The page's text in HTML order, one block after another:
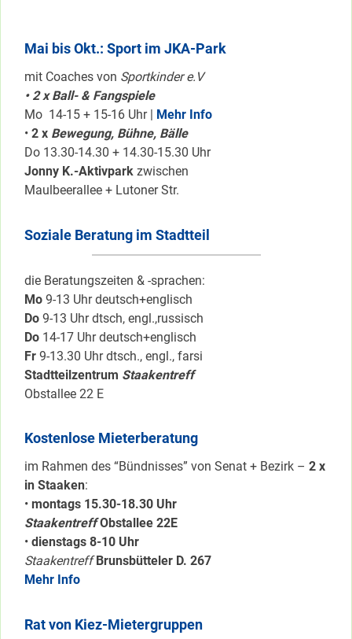
Mai bis Okt.: Sport im JKA-Park
mit Coaches von Sportkinder e.V
• 2 x Ball- & Fangspiele
Mo 14-15 + 15-16 Uhr | Mehr Info
• 2 x Bewegung, Bühne, Bälle
Do 13.30-14.30 + 14.30-15.30 Uhr
Jonny K.-Aktivpark zwischen
Maulbeerallee + Lutoner Str.
Soziale Beratung im Stadtteil
die Beratungszeiten & -sprachen:
Mo 9-13 Uhr deutsch+englisch
Do 9-13 Uhr dtsch, engl.,russisch
Do 14-17 Uhr deutsch+englisch
Fr 9-13.30 Uhr dtsch., engl., farsi
Stadtteilzentrum Staakentreff
Obstallee 22 E
Kostenlose Mieterberatung
im Rahmen des “Bündnisses” von Senat + Bezirk – 2 x
in Staaken:
• montags 15.30-18.30 Uhr
Staakentreff Obstallee 22E
• dienstags 8-10 Uhr
Staakentreff Brunsbütteler D. 267
Mehr Info
Rat von Kiez-Mietergruppen